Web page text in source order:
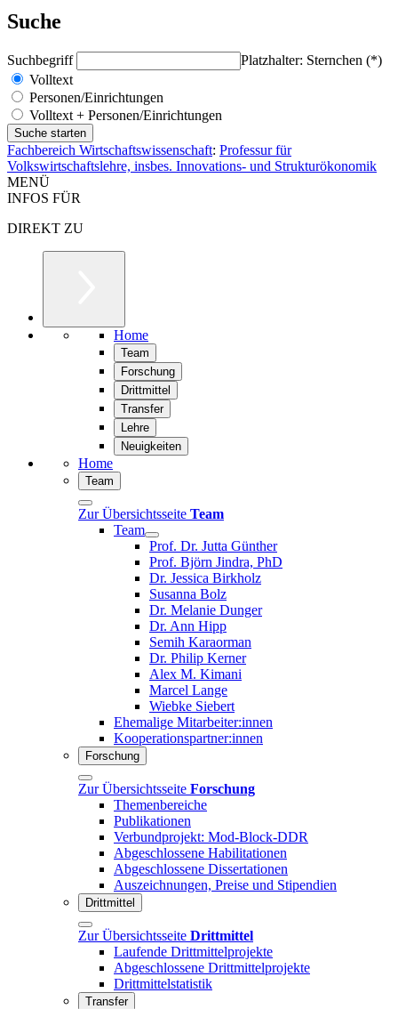
Suche
Suchbegriff
Platzhalter: Sternchen (*)
Volltext
Personen/Einrichtungen
Volltext + Personen/Einrichtungen
Fachbereich Wirtschaftswissenschaft: Professur für
Volkswirtschaftslehre, insbes. Innovations- und Strukturökonomik
MENÜ
INFOS FÜR
DIREKT ZU
Home
Team
Forschung
Drittmittel
Transfer
Lehre
Neuigkeiten
Home
Team
Zur Übersichtsseite Team
Team
Prof. Dr. Jutta Günther
Prof. Björn Jindra, PhD
Dr. Jessica Birkholz
Susanna Bolz
Dr. Melanie Dunger
Dr. Ann Hipp
Semih Karaorman
Dr. Philip Kerner
Alex M. Kimani
Marcel Lange
Wiebke Siebert
Ehemalige Mitarbeiter:innen
Kooperationspartner:innen
Forschung
Zur Übersichtsseite Forschung
Themenbereiche
Publikationen
Verbundprojekt: Mod-Block-DDR
Abgeschlossene Habilitationen
Abgeschlossene Dissertationen
Auszeichnungen, Preise und Stipendien
Drittmittel
Zur Übersichtsseite Drittmittel
Laufende Drittmittelprojekte
Abgeschlossene Drittmittelprojekte
Drittmittelstatistik
Transfer